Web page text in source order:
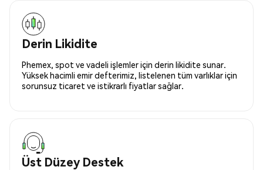
Derin Likidite
Phemex, spot ve vadeli işlemler için derin likidite sunar.
Yüksek hacimli emir defterimiz, listelenen tüm varlıklar için
sorunsuz ticaret ve istikrarlı fiyatlar sağlar.
Üst Düzey Destek